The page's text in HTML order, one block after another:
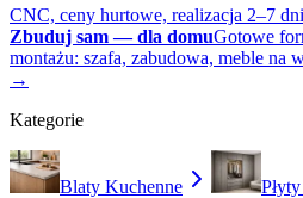
CNC, ceny hurtowe, realizacja 2–7
Zbuduj sam — dla domuGotowe
montażu: szafa, zabudowa, meble na
→
Kategorie
Blaty Kuchenne